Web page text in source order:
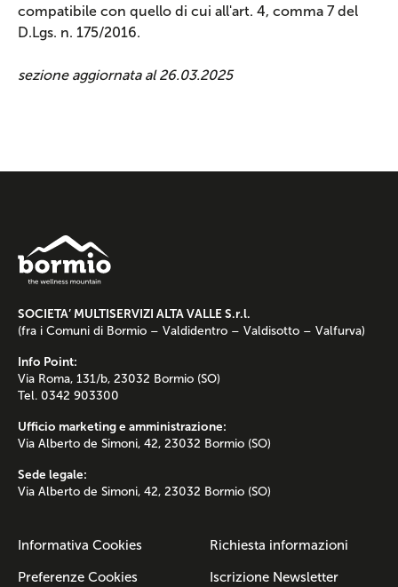
compatibile con quello di cui all'art. 4, comma 7 del
D.Lgs. n. 175/2016.
sezione aggiornata al 26.03.2025
SOCIETA’ MULTISERVIZI ALTA VALLE S.r.l.
(fra i Comuni di Bormio – Valdidentro – Valdisotto – Valfurva)
Info Point:
Via Roma, 131/b, 23032 Bormio (SO)
Tel. 0342 903300
Ufficio marketing e amministrazione:
Via Alberto de Simoni, 42, 23032 Bormio (SO)
Sede legale:
Via Alberto de Simoni, 42, 23032 Bormio (SO)
Informativa Cookies
Preferenze Cookies
Richiesta informazioni
Iscrizione Newsletter